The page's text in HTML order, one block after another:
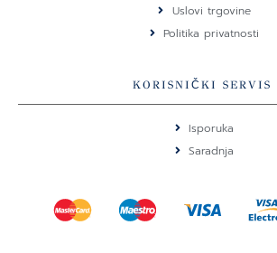
k
a
m
Uslovi trgovine
Politika privatnosti
KORISNIČKI SERVIS
Isporuka
Saradnja